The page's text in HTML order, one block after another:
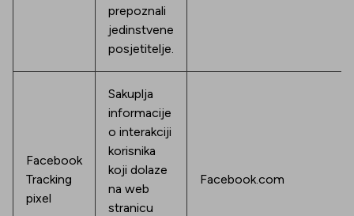
prepoznali
jedinstvene
posjetitelje.
Facebook
Tracking
pixel
Sakuplja
informacije
o interakciji
korisnika
koji dolaze
na web
stranicu
Facebook.com